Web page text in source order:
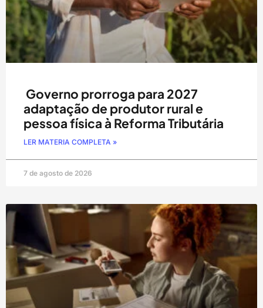
Governo prorroga para 2027
adaptação de produtor rural e
pessoa física à Reforma Tributária
LER MATERIA COMPLETA »
7 de agosto de 2026